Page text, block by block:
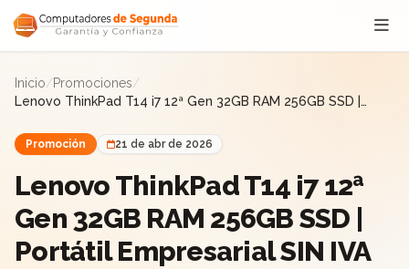
Saltar al contenido
Inicio/Promociones/
Lenovo ThinkPad T14 i7 12ª Gen 32GB RAM 256GB SSD |
Promoción 21 de abr de 2026
Lenovo ThinkPad T14 i7 12ª
Gen 32GB RAM 256GB SSD |
Portátil Empresarial SIN IVA